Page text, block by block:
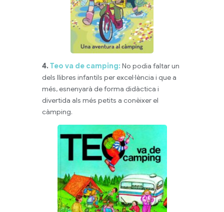
4. Teo va de camping: No podia faltar un
dels llibres infantils per excel·lència i que a
més, esnenyarà de forma didàctica i
divertida als més petits a conèixer el
càmping.